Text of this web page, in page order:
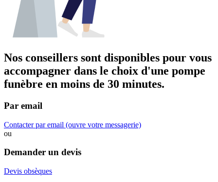
Nos conseillers sont disponibles pour vous
accompagner dans le choix d'une pompe
funèbre en moins de 30 minutes.
Par email
Contacter par email (ouvre votre messagerie)
ou
Demander un devis
Devis obsèques